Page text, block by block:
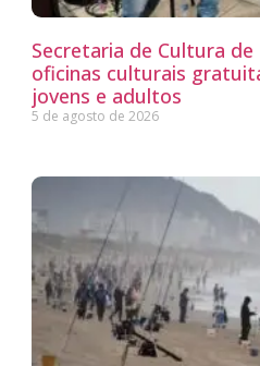
Secretaria de Cultura
oficinas culturais
jovens e adultos
5 de agosto de 2026